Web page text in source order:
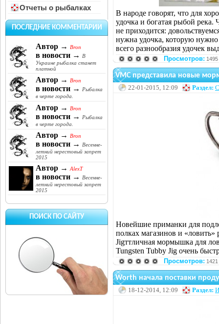
Отчеты о рыбалках
ПОСЛЕДНИЕ КОММЕНТАРИИ
Автор → Bron
в новости →
В
Украине рыбалка станет
платной
Автор → Bron
в новости →
Рыбалка
в черте города.
Автор → Bron
в новости →
Рыбалка
в черте города.
Автор → Bron
в новости →
Весенне-
летний нерестовый запрет
2015
Автор → AlexT
в новости →
Весенне-
летний нерестовый запрет
2015
ПОИСК ПО САЙТУ
В народе говорят, что для
удочка и богатая рыбой река.
не приходится:
нужна удочка, которую нужно
всего разнообразия удочек
Просмотров:
VMC представила новые
22-01-2015, 12:09 Раздел:
Новейшие приманки для
полках магазинов и
Jigттличная мормышка для
Tungsten Tubby Jig очень
Просмотров:
Worth начала поставки
18-12-2014, 12:09 Раздел: